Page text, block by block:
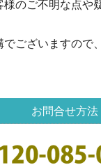
のご不明な点や
ございますので
お問合せ方法